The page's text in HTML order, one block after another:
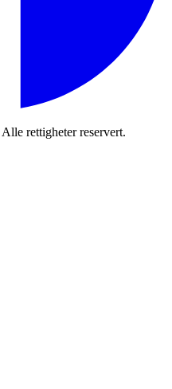
Alle rettigheter reservert.